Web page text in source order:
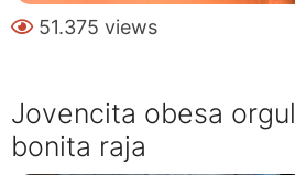
51.375 views
Jovencita obesa
bonita raja